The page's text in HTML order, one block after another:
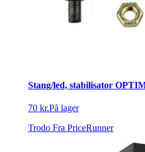
Stang/led, stabilisator
70 kr.På lager
Trodo Fra PriceRunner